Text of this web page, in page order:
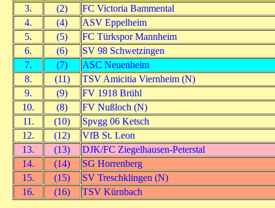
3.
(2)
FC Victoria Bammental
4.
(4)
ASV Eppelheim
5.
(5)
FC Türkspor Mannheim
6.
(6)
SV 98 Schwetzingen
7.
(7)
ASC Neuenheim
8.
(11)
TSV Amicitia Viernheim (N)
9.
(9)
FV 1918 Brühl
10.
(8)
FV Nußloch (N)
11.
(10)
Spvgg 06 Ketsch
12.
(12)
VfB St. Leon
13.
(13)
DJK/FC Ziegelhausen-Peterstal
14.
(14)
SG Horrenberg
15.
(15)
SV Treschklingen (N)
16.
(16) TSV Kürnbach